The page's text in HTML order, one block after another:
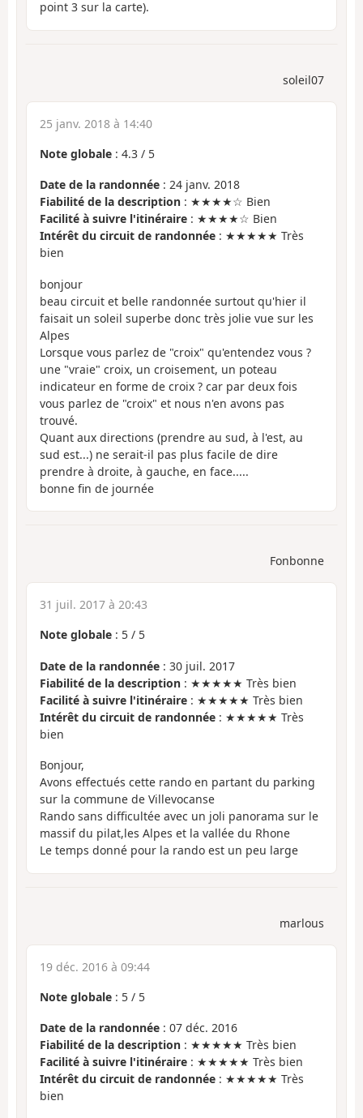
point 3 sur la carte).
soleil07
25 janv. 2018 à 14:40
Note globale : 4.3 / 5
Date de la randonnée : 24 janv. 2018
Fiabilité de la description : ★★★★☆ Bien
Facilité à suivre l'itinéraire : ★★★★☆ Bien
Intérêt du circuit de randonnée : ★★★★★ Très
bien
bonjour
beau circuit et belle randonnée surtout qu'hier il
faisait un soleil superbe donc très jolie vue sur les
Alpes
Lorsque vous parlez de "croix" qu'entendez vous ?
une "vraie" croix, un croisement, un poteau
indicateur en forme de croix ? car par deux fois
vous parlez de "croix" et nous n'en avons pas
trouvé.
Quant aux directions (prendre au sud, à l'est, au
sud est...) ne serait-il pas plus facile de dire
prendre à droite, à gauche, en face.....
bonne fin de journée
Fonbonne
31 juil. 2017 à 20:43
Note globale : 5 / 5
Date de la randonnée : 30 juil. 2017
Fiabilité de la description : ★★★★★ Très bien
Facilité à suivre l'itinéraire : ★★★★★ Très bien
Intérêt du circuit de randonnée : ★★★★★ Très
bien
Bonjour,
Avons effectués cette rando en partant du parking
sur la commune de Villevocanse
Rando sans difficultée avec un joli panorama sur le
massif du pilat,les Alpes et la vallée du Rhone
Le temps donné pour la rando est un peu large
marlous
19 déc. 2016 à 09:44
Note globale : 5 / 5
Date de la randonnée : 07 déc. 2016
Fiabilité de la description : ★★★★★ Très bien
Facilité à suivre l'itinéraire : ★★★★★ Très bien
Intérêt du circuit de randonnée : ★★★★★ Très
bien